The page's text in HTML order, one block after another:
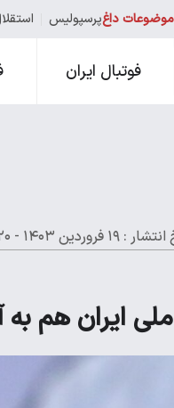
موضوعات داغپرسپولیس
فوتبال ایران
انتشار : ۱۹ فروردین ۱۴۰۳ - ۱۳:۲۰
ایران هم